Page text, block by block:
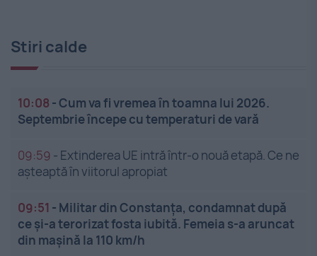
Stiri calde
10:08 -Cum va fi vremea în toamna lui 2026.
Septembrie începe cu temperaturi de vară
09:59 - Extinderea UE intră într-o nouă etapă. Ce ne
așteaptă în viitorul apropiat
09:51 - Militar din Constanța, condamnat după
ce și-a terorizat fosta iubită. Femeia s-a aruncat
din mașină la 110 km/h